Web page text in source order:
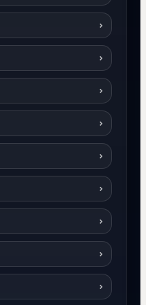
›
›
›
›
›
›
›
›
›